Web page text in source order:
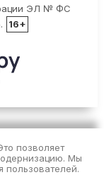
ЭЛ № ФС
16+
позволяет
Мы
пользователей.